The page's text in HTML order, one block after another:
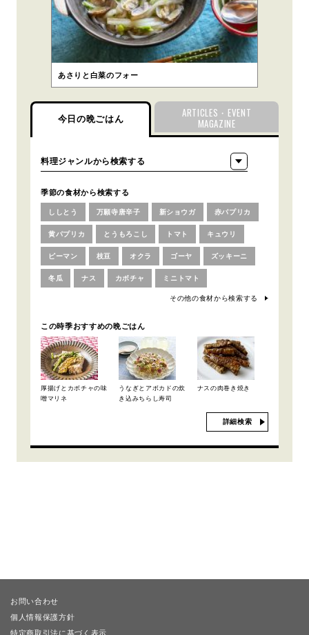
あさりと白菜のフォー
今日の晩ごはん
ARTICLES・EVENT
MAGAZINE
季節の食材から検索する
ししとう 万願寺唐辛子 新ショウガ 赤パプリカ
黄パプリカ とうもろこし トマト キュウリ
ピーマン 枝豆 オクラ ゴーヤ ズッキーニ
冬瓜 ナス カボチャ ミニトマト
その他の食材から検索する
この時季おすすめの晩ごはん
厚揚げとカボチャの味
噌マリネ
うなぎとアボカドの炊
き込みちらし寿司
ナスの肉巻き焼き
詳細検索
お問い合わせ
個人情報保護方針
特定商取引法に基づく表示